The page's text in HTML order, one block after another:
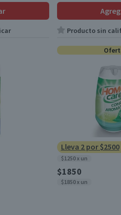
Producto sin
Lleva 2 por $2500
$1250 x un
$1850
$1850 x un